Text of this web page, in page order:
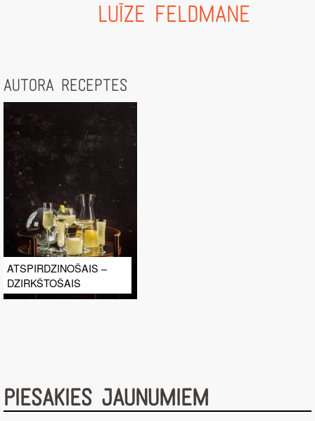
LUĪZE FELDMANE
AUTORA RECEPTES
ATSPIRDZINOŠAIS –
DZIRKŠTOŠAIS
PIESAKIES JAUNUMIEM